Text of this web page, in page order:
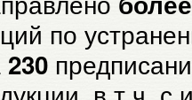
по
230